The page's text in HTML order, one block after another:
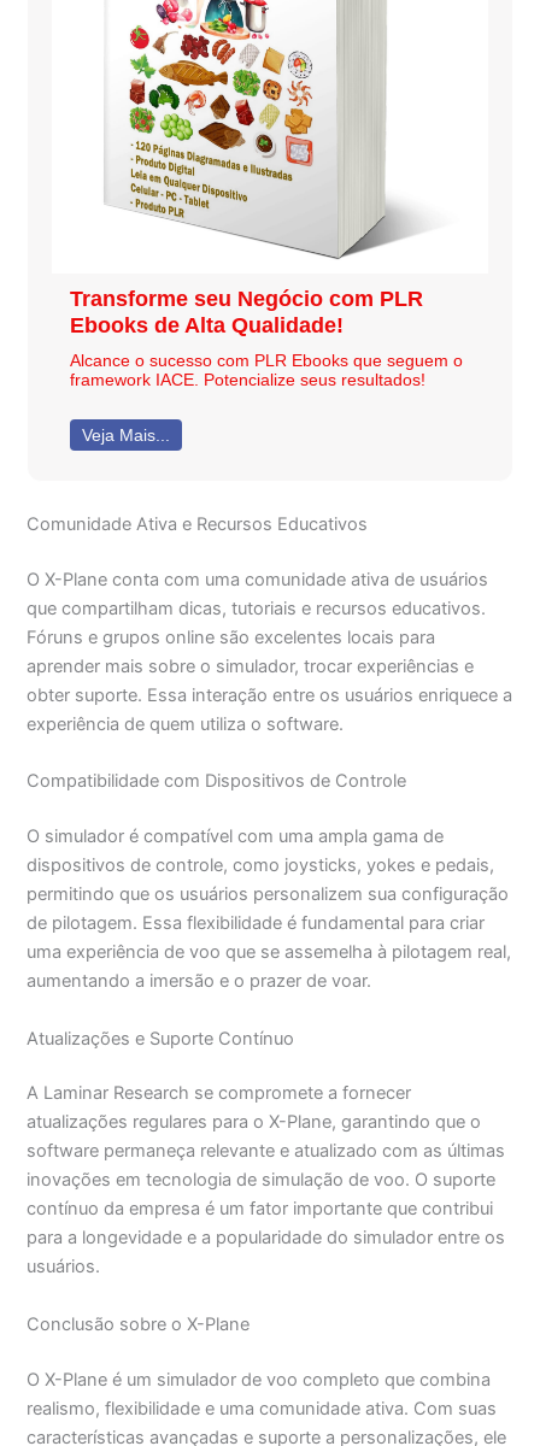
Transforme seu Negócio com PLR
Ebooks de Alta Qualidade!
Alcance o sucesso com PLR Ebooks que seguem o
framework IACE. Potencialize seus resultados!
Veja Mais...
Comunidade Ativa e Recursos Educativos
O X-Plane conta com uma comunidade ativa de usuários
que compartilham dicas, tutoriais e recursos educativos.
Fóruns e grupos online são excelentes locais para
aprender mais sobre o simulador, trocar experiências e
obter suporte. Essa interação entre os usuários enriquece a
experiência de quem utiliza o software.
Compatibilidade com Dispositivos de Controle
O simulador é compatível com uma ampla gama de
dispositivos de controle, como joysticks, yokes e pedais,
permitindo que os usuários personalizem sua configuração
de pilotagem. Essa flexibilidade é fundamental para criar
uma experiência de voo que se assemelha à pilotagem real,
aumentando a imersão e o prazer de voar.
Atualizações e Suporte Contínuo
A Laminar Research se compromete a fornecer
atualizações regulares para o X-Plane, garantindo que o
software permaneça relevante e atualizado com as últimas
inovações em tecnologia de simulação de voo. O suporte
contínuo da empresa é um fator importante que contribui
para a longevidade e a popularidade do simulador entre os
usuários.
Conclusão sobre o X-Plane
O X-Plane é um simulador de voo completo que combina
realismo, flexibilidade e uma comunidade ativa. Com suas
características avançadas e suporte a personalizações, ele